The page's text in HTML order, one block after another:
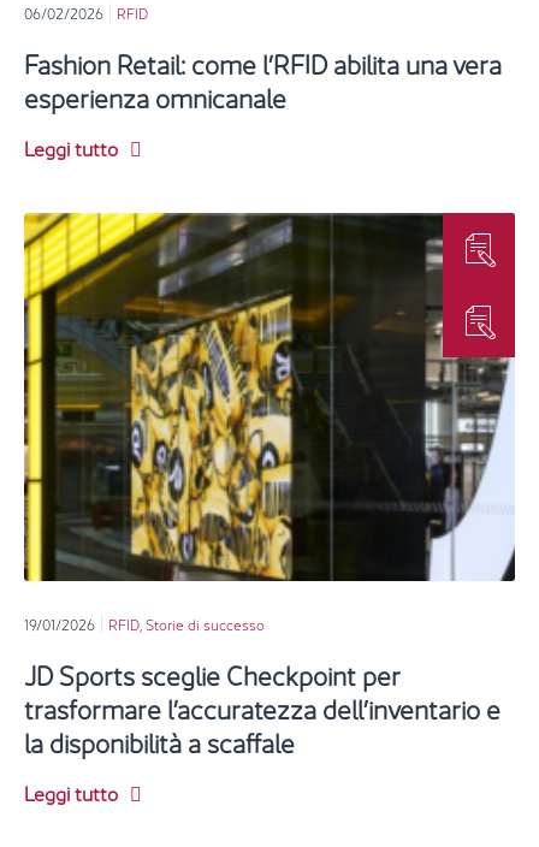
06/02/2026 RFID
Fashion Retail: come l’RFID abilita una vera
esperienza omnicanale
Leggi tutto
19/01/2026 RFID,Storie di successo
JD Sports sceglie Checkpoint per
trasformare l’accuratezza dell’inventario e
la disponibilità a scaffale
Leggi tutto